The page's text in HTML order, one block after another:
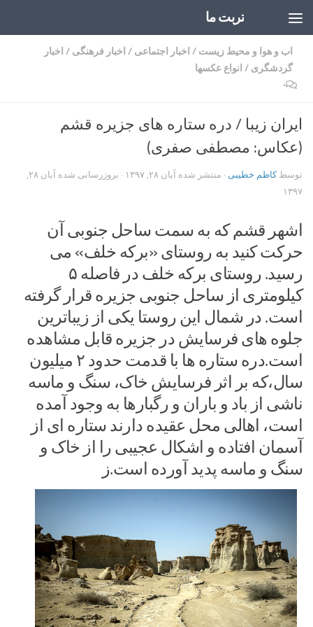
تربت ما
اب و هوا و محیط زیست / اخبار اجتماعی / اخبار فرهنگی / اخبار
گردشگری / انواع عکسها
۰
ایران زیبا / دره ستاره های جزیره قشم
(عکاس: مصطفی صفری)
توسطکاظم خطیبی · منتشر شده آبان ۲۸, ۱۳۹۷ · بروزرسانی شده
آبان ۲۸,
۱۳۹۷
اشهر قشم که به سمت ساحل جنوبى آن
حرکت کنید به روستاى «برکه خلف» مى
رسید. روستاى برکه خلف در فاصله ۵
کیلومترى از ساحل جنوبى جزیره قرار گرفته
است. در شمال این روستا یکى از زیباترین
جلوه هاى فرسایش در جزیره قابل مشاهده
است.دره ستاره ها با قدمت حدود ۲ میلیون
سال،که بر اثر فرسایش خاک، سنگ و ماسه
ناشى از باد و باران و رگبارها به وجود آمده
است، اهالى محل عقیده دارند ستاره اى از
آسمان افتاده و اشکال عجیبى را از خاک و
سنگ و ماسه پدید آورده است.ز